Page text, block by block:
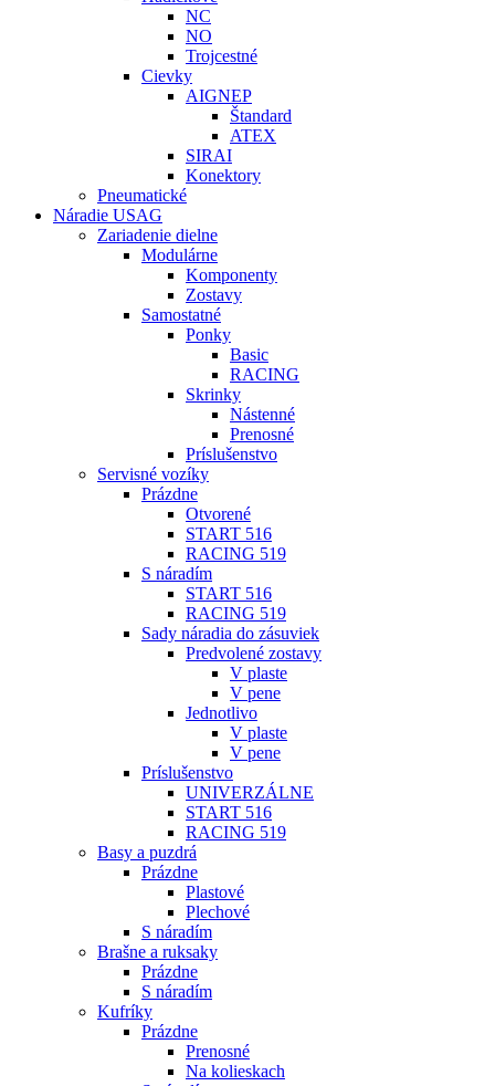
NC
NO
Trojcestné
Cievky
AIGNEP
Štandard
ATEX
SIRAI
Konektory
Pneumatické
Náradie USAG
Zariadenie dielne
Modulárne
Komponenty
Zostavy
Samostatné
Ponky
Basic
RACING
Skrinky
Nástenné
Prenosné
Príslušenstvo
Servisné vozíky
Prázdne
Otvorené
START 516
RACING 519
S náradím
START 516
RACING 519
Sady náradia do zásuviek
Predvolené zostavy
V plaste
V pene
Jednotlivo
V plaste
V pene
Príslušenstvo
UNIVERZÁLNE
START 516
RACING 519
Basy a puzdrá
Prázdne
Plastové
Plechové
S náradím
Brašne a ruksaky
Prázdne
S náradím
Kufríky
Prázdne
Prenosné
Na kolieskach